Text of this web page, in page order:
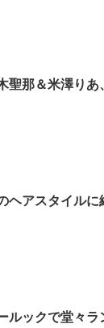
聖那＆米澤り
ヘアスタイルに
ルックで堂々